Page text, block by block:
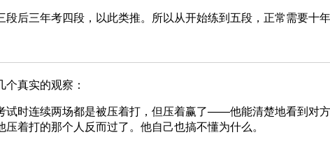
后三年考四段，以此类推。所以从开始练到五段，正常需要十年
真实的观察：
试时连续两场都是被压着打，但压着赢了——他能清楚地看到对
着打的那个人反而过了。他自己也搞不懂为什么。